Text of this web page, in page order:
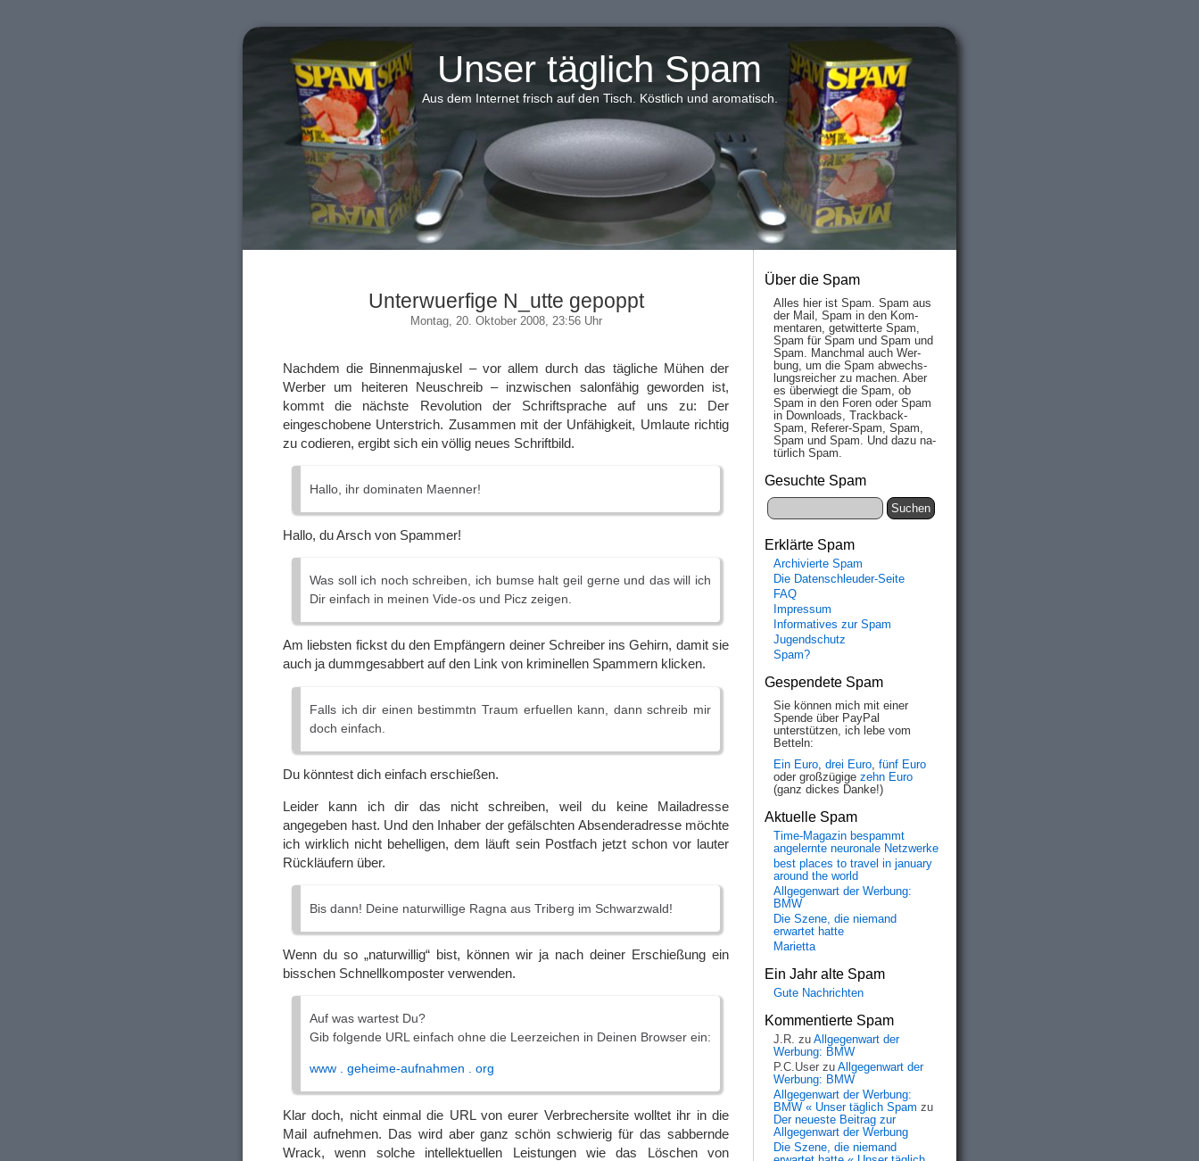
Unser täglich Spam
Aus dem Internet frisch auf den Tisch. Köstlich und aromatisch.
Unterwuerfige N_utte gepoppt
Montag, 20. Oktober 2008, 23:56 Uhr
Nachdem die Binnenmajuskel – vor allem durch das tägliche Mühen der
Werber um heiteren Neuschreib – inzwischen salonfähig geworden ist,
kommt die nächste Revolution der Schriftsprache auf uns zu: Der
eingeschobene Unterstrich. Zusammen mit der Unfähigkeit, Umlaute richtig
zu codieren, ergibt sich ein völlig neues Schriftbild.
Hallo, ihr dominaten Maenner!
Hallo, du Arsch von Spammer!
Was soll ich noch schreiben, ich bumse halt geil gerne und das will ich
Dir einfach in meinen Vide-os und Picz zeigen.
Am liebsten fickst du den Empfängern deiner Schreiber ins Gehirn, damit sie
auch ja dummgesabbert auf den Link von kriminellen Spammern klicken.
Falls ich dir einen bestimmtn Traum erfuellen kann, dann schreib mir
doch einfach.
Du könntest dich einfach erschießen.
Leider kann ich dir das nicht schreiben, weil du keine Mailadresse
angegeben hast. Und den Inhaber der gefälschten Absenderadresse möchte
ich wirklich nicht behelligen, dem läuft sein Postfach jetzt schon vor lauter
Rückläufern über.
Bis dann! Deine naturwillige Ragna aus Triberg im Schwarzwald!
Wenn du so „naturwillig“ bist, können wir ja nach deiner Erschießung ein
bisschen Schnellkomposter verwenden.
Auf was wartest Du?
Gib folgende URL einfach ohne die Leerzeichen in Deinen Browser ein:
www . geheime-aufnahmen . org
Klar doch, nicht einmal die URL von eurer Verbrechersite wolltet ihr in die
Mail aufnehmen. Das wird aber ganz schön schwierig für das sabbernde
Wrack, wenn solche intellektuellen Leistungen wie das Löschen von
Über die Spam
Alles hier ist Spam. Spam aus
der Mail, Spam in den Kom­
men­taren, ge­twit­ter­te Spam,
Spam für Spam und Spam und
Spam. Manch­mal auch Wer­
bung, um die Spam ab­wechs­
lungs­reich­er zu mach­en. Aber
es über­wiegt die Spam, ob
Spam in den Fo­ren oder Spam
in Down­loads, Track­back-
Spam, Re­fe­rer-Spam, Spam,
Spam und Spam. Und da­zu na­
tür­lich Spam.
Gesuchte Spam
Erklärte Spam
Archivierte Spam
Die Datenschleuder-Seite
FAQ
Impressum
Informatives zur Spam
Jugendschutz
Spam?
Gespendete Spam
Sie können mich mit einer
Spende über PayPal
unterstützen, ich lebe vom
Betteln:
Ein Euro, drei Euro, fünf Euro
oder großzügige zehn Euro
(ganz dickes Danke!)
Aktuelle Spam
Time-Magazin bespammt
angelernte neuronale Netzwerke
best places to travel in january
around the world
Allgegenwart der Werbung:
BMW
Die Szene, die niemand
erwartet hatte
Marietta
Ein Jahr alte Spam
Gute Nachrichten
Kommentierte Spam
J.R. zu Allgegenwart der
Werbung: BMW
P.C.User zu Allgegenwart der
Werbung: BMW
Allgegenwart der Werbung:
BMW « Unser täglich Spam zu
Der neueste Beitrag zur
Allgegenwart der Werbung
Die Szene, die niemand